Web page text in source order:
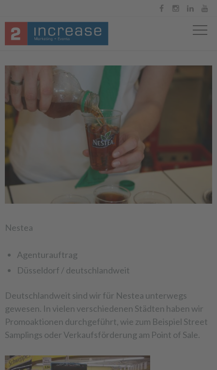
   
Nestea
Agenturauftrag
Düsseldorf / deutschlandweit
Deutschlandweit sind wir für Nestea unterwegs
gewesen. In vielen verschiedenen Städten haben wir
Promoaktionen durchgeführt, wie zum Beispiel Street
Samplings oder Verkaufsförderung am Point of Sale.